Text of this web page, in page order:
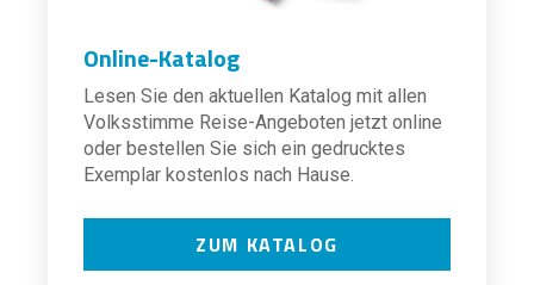
Online-Katalog
Lesen Sie den aktuellen Katalog mit allen
Volksstimme Reise-Angeboten jetzt online
oder bestellen Sie sich ein gedrucktes
Exemplar kostenlos nach Hause.
ZUM KATALOG